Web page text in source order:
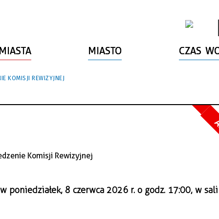
MIASTO CZAS
KOMISJI REWIZYJNEJ
w poniedziałek, 8 czerwca 2026 r. o godz. 17:00, w sali